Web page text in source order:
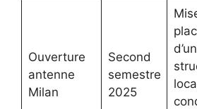
Ouverture
antenne
Milan
Second
semestre
2025